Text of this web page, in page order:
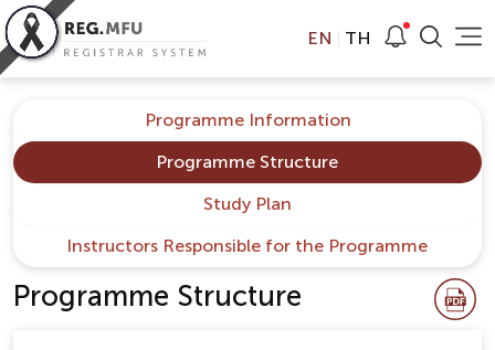
EN TH
Programme Information
Programme Structure
Study Plan
Instructors Responsible for the Programme
Programme Structure